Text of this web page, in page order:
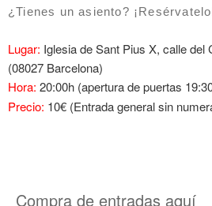
¿Tienes un asiento?
Lugar: Iglesia de Sant Pius X, calle del
(08027 Barcelona)
Hora: 20:00h (apertura de puertas
Precio: 10€ (Entrada general sin
Compra de entradas aquí